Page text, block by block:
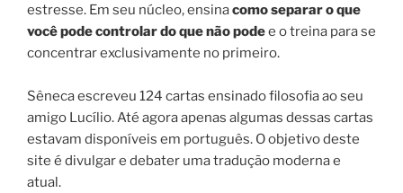
estresse. Em seu núcleo, ensinacomo separar o que
você pode controlar do que não podee o treina para se
concentrar exclusivamente no primeiro.
Sêneca escreveu 124 cartas ensinado filosofia ao seu
amigo Lucílio. Até agora apenas algumas dessas cartas
estavam disponíveis em português. O objetivo deste
site é divulgar e debater uma tradução moderna e
atual.